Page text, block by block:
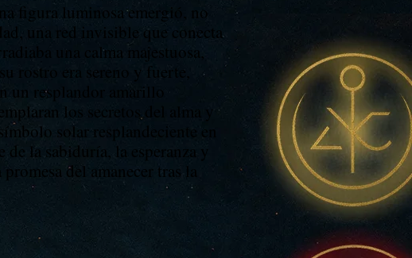
figura luminosa emergió, no
una red invisible que conecta
una calma majestuosa,
rostro era sereno y fuerte,
un resplandor amarillo
los secretos del alma y
solar resplandeciente en
la sabiduría, la esperanza y
del amanecer tras la